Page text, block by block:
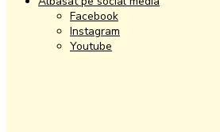
Facebook
Instagram
Youtube